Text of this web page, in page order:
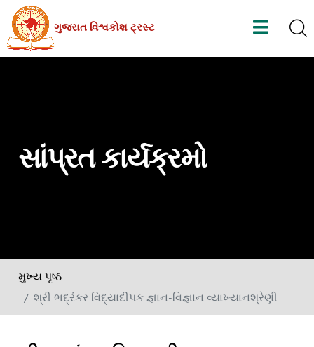
Skip
the
ગુજરાત વિશ્વકોશ ટ્રસ્ટ
સાંપ્રત કાર્યક્રમો
મુખ્ય પૃષ્ઠ
શ્રી ભદ્રંકર વિદ્યાદીપક જ્ઞાન-વિજ્ઞાન વ્યાખ્યાનશ્રેણી